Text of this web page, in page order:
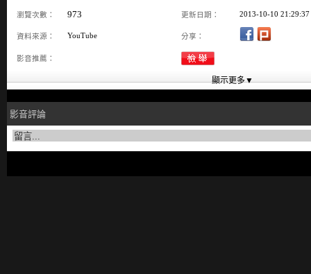
瀏覽次數： 973 更新日期： 2013-10-10 21:29:37
資料來源： YouTube 分享：
影音推薦：
影音評論